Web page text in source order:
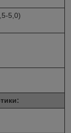
5,0)